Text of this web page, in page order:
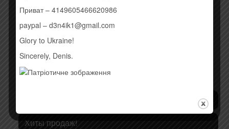
КАТЕГОРИИ ТОВАРОВ
Хиты продаж!
Приват – 4149605466620986
paypal – d3n4ik1@gmail.com
Glory to Ukraine!
Sincerely, Denis.